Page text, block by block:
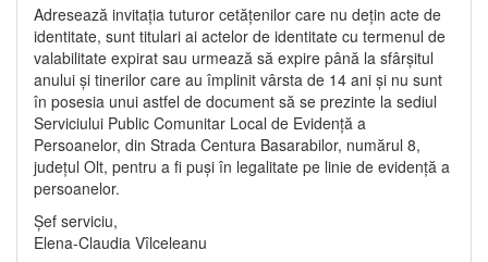
Adresează invitația tuturor cetățenilor care nu dețin acte de
identitate, sunt titulari ai actelor de identitate cu termenul de
valabilitate expirat sau urmează să expire până la sfârșitul
anului și tinerilor care au împlinit vârsta de 14 ani și nu sunt
în posesia unui astfel de document să se prezinte la sediul
Serviciului Public Comunitar Local de Evidență a
Persoanelor, din Strada Centura Basarabilor, numărul 8,
județul Olt, pentru a fi puși în legalitate pe linie de evidență a
persoanelor.
Șef serviciu,
Elena-Claudia Vîlceleanu